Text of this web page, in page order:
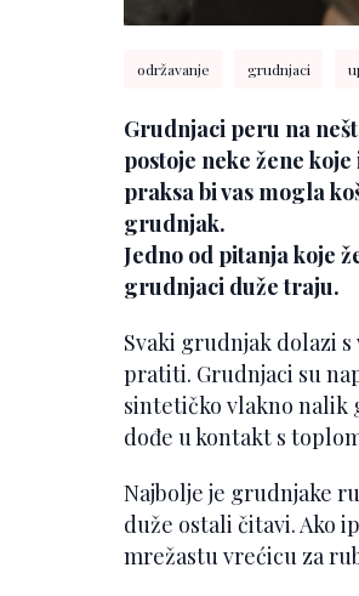
održavanje grudnjaci
Grudnjaci peru na
postoje neke žene
praksa bi vas mogla
grudnjak.
Jedno od pitanja koje
grudnjaci duže traju.
Svaki grudnjak dolazi
pratiti. Grudnjaci su
sintetičko vlakno nalik
dođe u kontakt s
Najbolje je grudnjake
duže ostali čitavi. Ako
mrežastu vrećicu za